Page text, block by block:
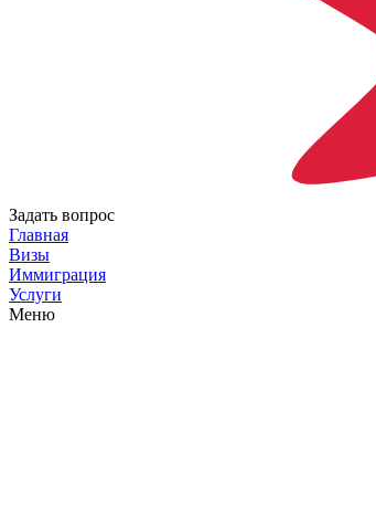
Задать вопрос
Главная
Визы
Иммиграция
Услуги
Меню